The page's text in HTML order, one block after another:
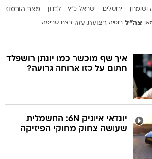
ושומרון ירושלים ישראל כ"ץ לבנון מצר הורמוז
צה"ל רוסיה רצועת עזה רצח שריפה
איך שף מוכשר כמו יונתן רושפלד
חתום על כזו ארוחה גרועה?
יונדאי איוניק 6N: החשמלית
שעושה צחוק מחוקי הפיזיקה